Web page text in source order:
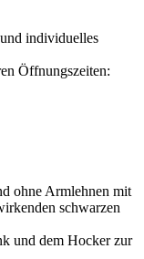
individuelles
Öffnungszeiten:
ohne Armlehnen mit
schwarzen
und dem Hocker zur